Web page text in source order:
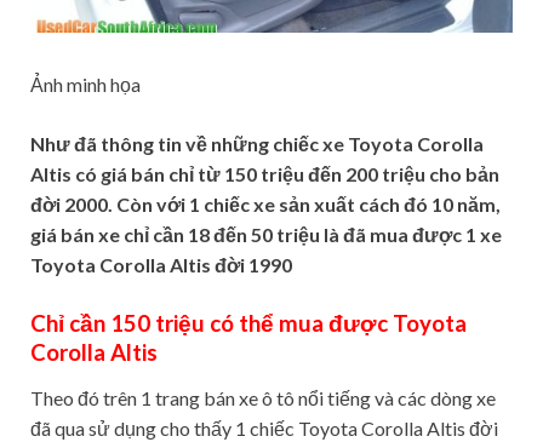
Ảnh minh họa
Như đã thông tin về những chiếc xe Toyota Corolla
Altis có giá bán chỉ từ 150 triệu đến 200 triệu cho bản
đời 2000. Còn với 1 chiếc xe sản xuất cách đó 10 năm,
giá bán xe chỉ cần 18 đến 50 triệu là đã mua được 1 xe
Toyota Corolla Altis đời 1990
Chỉ cần 150 triệu có thể mua được Toyota
Corolla Altis
Theo đó trên 1 trang bán xe ô tô nổi tiếng và các dòng xe
đã qua sử dụng cho thấy 1 chiếc Toyota Corolla Altis đời